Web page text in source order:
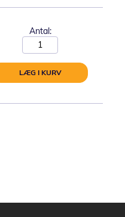
Antal:
LÆG I KURV